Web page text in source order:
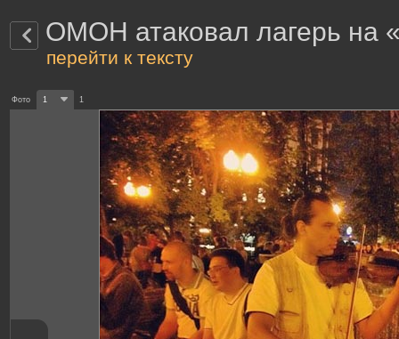
ОМОН атаковал лагерь на
перейти к тексту
Фото 1 1